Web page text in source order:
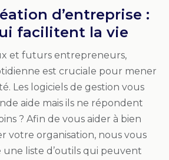
d’entreprise :
facilitent la vie
et futurs entrepreneurs,
est cruciale pour mener
Les logiciels de gestion vous
aide mais ils ne répondent
? Afin de vous aider à bien
votre organisation, nous vous
une liste d’outils qui peuvent